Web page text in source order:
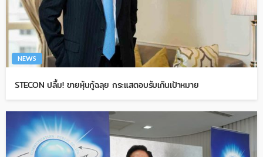
NEWS
STECON ปลื้ม! ขายหุ้นกู้ฉลุย กระแสตอบรับเกินเป้าหมาย